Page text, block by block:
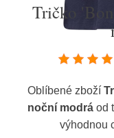
Tričko
Oblíbené zboží
noční modráod
výhodnou